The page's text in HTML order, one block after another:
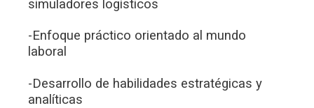
simuladores logísticos
-Enfoque práctico orientado al mundo
laboral
-Desarrollo de habilidades estratégicas y
analíticas